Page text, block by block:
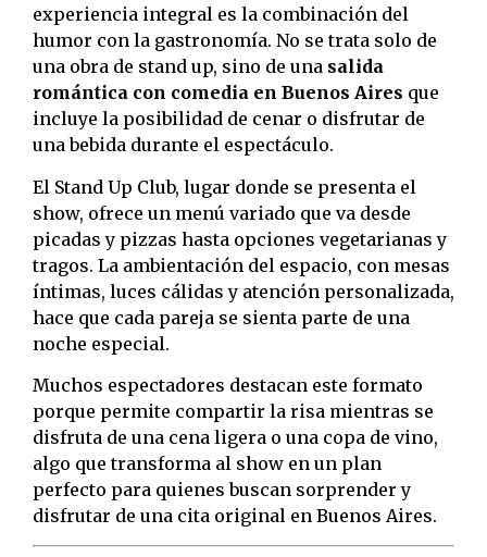
experiencia integral es la combinación del
humor con la gastronomía. No se trata solo de
una obra de stand up, sino de una salida
romántica con comedia en Buenos Aires que
incluye la posibilidad de cenar o disfrutar de
una bebida durante el espectáculo.
El Stand Up Club, lugar donde se presenta el
show, ofrece un menú variado que va desde
picadas y pizzas hasta opciones vegetarianas y
tragos. La ambientación del espacio, con mesas
íntimas, luces cálidas y atención personalizada,
hace que cada pareja se sienta parte de una
noche especial.
Muchos espectadores destacan este formato
porque permite compartir la risa mientras se
disfruta de una cena ligera o una copa de vino,
algo que transforma al show en un plan
perfecto para quienes buscan sorprender y
disfrutar de una cita original en Buenos Aires.